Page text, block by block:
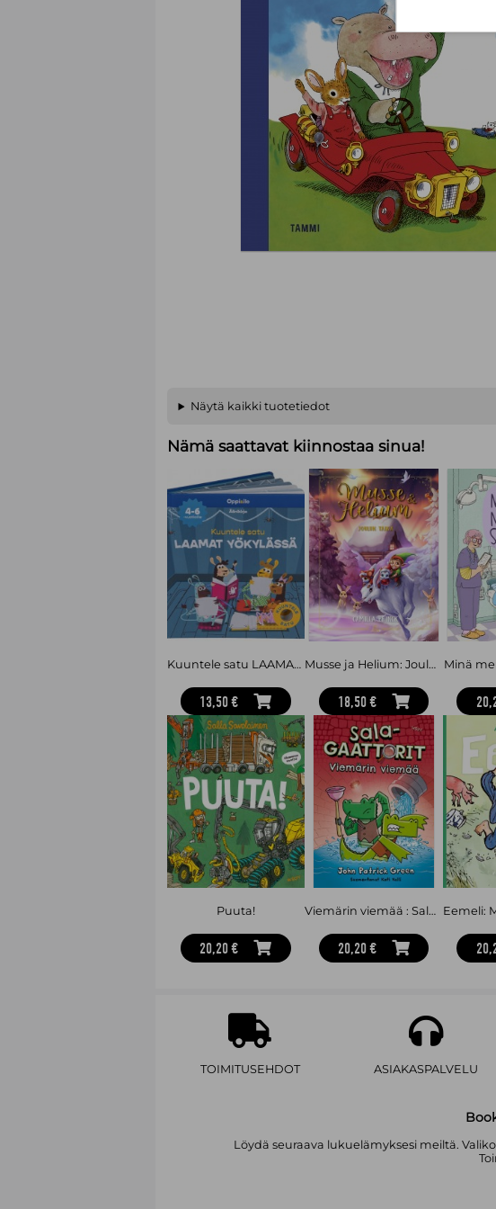
Näytä kaikki tuotetiedot
Nämä saattavat kiinnostaa sinua!
Kuuntele satu LAAMAT YÖKYLÄSSÄ -äänikirja 4-6 v
13,50 €
Musse ja Helium: Joulun taika
18,50 €
Minä
Puuta!
20,20 €
Viemärin viemää : Salagaattorit 2
20,20 €
TOIMITUSEHDOT ASIAKASPALVELU
Löydä seuraava lukuelämyksesi meiltä.